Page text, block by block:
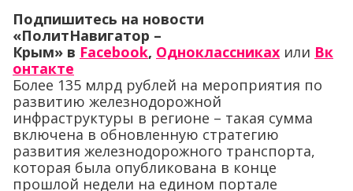
Подпишитесь на новости
«ПолитНавигатор –
Крым» в Facebook, Одноклассниках или Вк
онтакте
Более 135 млрд рублей на мероприятия по
развитию железнодорожной
инфраструктуры в регионе – такая сумма
включена в обновленную стратегию
развития железнодорожного транспорта,
которая была опубликована в конце
прошлой недели на едином портале